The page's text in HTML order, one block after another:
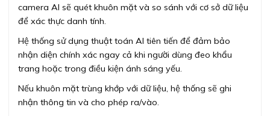
camera AI sẽ quét khuôn mặt và so sánh với cơ sở dữ liệu
để xác thực danh tính.
Hệ thống sử dụng thuật toán AI tiên tiến để đảm bảo
nhận diện chính xác ngay cả khi người dùng đeo khẩu
trang hoặc trong điều kiện ánh sáng yếu.
Nếu khuôn mặt trùng khớp với dữ liệu, hệ thống sẽ ghi
nhận thông tin và cho phép ra/vào.